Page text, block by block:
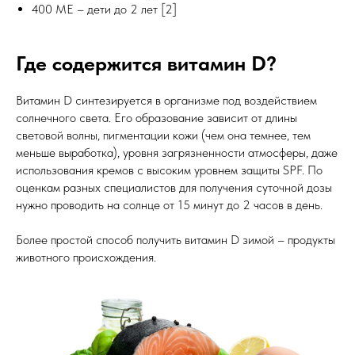
400 МЕ – дети до 2 лет [2]
Где содержится витамин D?
Витамин D синтезируется в организме под воздействием
солнечного света. Его образование зависит от длины
световой волны, пигментации кожи (чем она темнее, тем
меньше выработка), уровня загрязненности атмосферы, даже
использования кремов с высоким уровнем защиты SPF. По
оценкам разных специалистов для получения суточной дозы
нужно проводить на солнце от 15 минут до 2 часов в день.
Более простой способ получить витамин D зимой – продукты
животного происхождения.